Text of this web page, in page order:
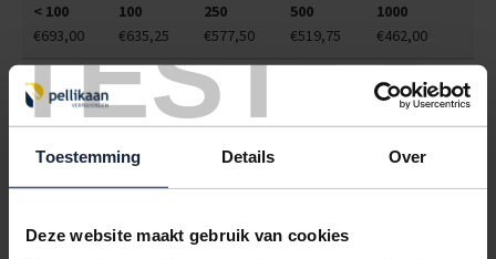
TEST
Toestemming Details Over
Deze website maakt gebruik van cookies
< 100
100 250 500
1000
€693,00
€635,25 €577,50 €519,75 €462,00
6013140
KARTONNEN DOOS 370X240X150MM MET AUTOLOCKBODEM
< 100
100 250
1000
€840,00
€770,00 €700,00 €630,00 €560,00
6013160 €0,00